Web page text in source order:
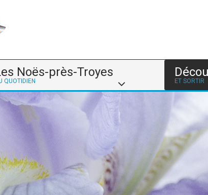
Noës-près-Troyes
QUOTIDIEN ET SORTIR